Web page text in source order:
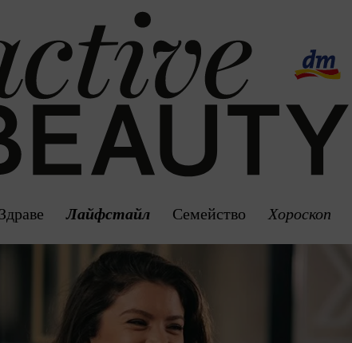
Здраве Лайфстайл Семейство Хороскоп